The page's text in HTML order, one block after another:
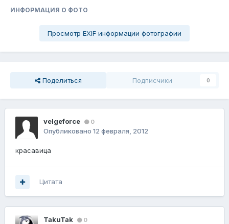
ИНФОРМАЦИЯ О ФОТО
Просмотр EXIF информации фотографии
Поделиться Подписчики 0
velgeforce 0
Опубликовано 12 февраля, 2012
красавица
Цитата
TakuTak 0